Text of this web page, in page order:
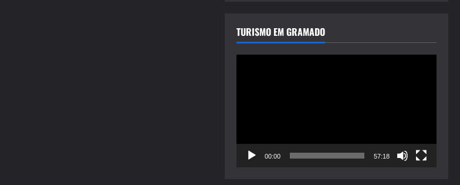
TURISMO EM GRAMADO
00:00 57:18